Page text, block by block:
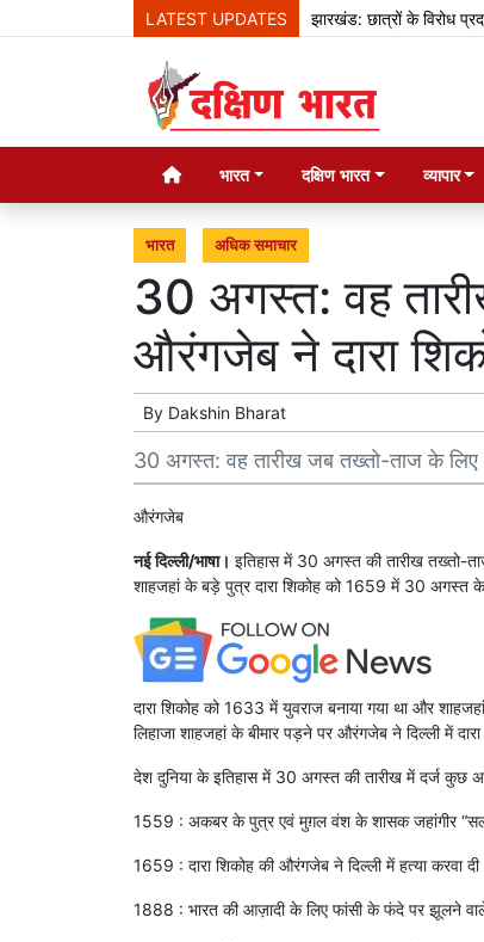
LATEST UPDATESझारखंड: छात्रों के विरोध प्रदर्शन
भारत दक्षिण भारत व्यापार
भारत अधिक समाचार
30 अगस्त: वह
औरंगजेब ने दारा
By Dakshin Bharat
30 अगस्त: वह तारीख जब तख्तो-ताज के लिए
औरंगजेब
नई दिल्ली/भाषा। इतिहास में 30 अगस्त की तारीख तख्तो-
शाहजहां के बड़े पुत्र दारा शिकोह को 1659 में 30 अगस्त
दारा शिकोह को 1633 में युवराज बनाया गया था और
लिहाजा शाहजहां के बीमार पड़ने पर औरंगजेब ने दिल्ली में दारा
देश दुनिया के इतिहास में 30 अगस्त की तारीख में दर्ज कुछ
1559 : अकबर के पुत्र एवं मुग़ल वंश के शासक जहांगीर
1659 : दारा शिकोह की औरंगजेब ने दिल्ली में हत्या करवा
1888 : भारत की आज़ादी के लिए फांसी के फंदे पर झूलने